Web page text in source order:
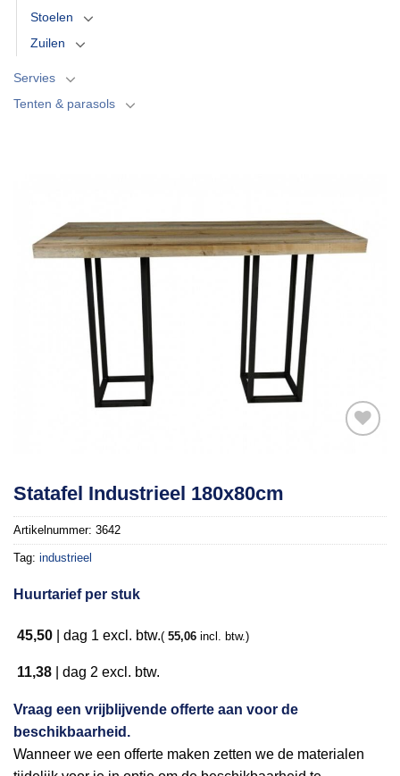
Stoelen
Zuilen
Servies
Tenten & parasols
verlanglijst
Statafel Industrieel 180x80cm
Artikelnummer: 3642
Tag: industrieel
Huurtarief per stuk
45,50 dag 1 excl. btw.( 55,06 incl. btw.)
11,38 dag 2 excl. btw.
Vraag een vrijblijvende offerte aan voor de
beschikbaarheid.
Wanneer we een offerte maken zetten we de materialen